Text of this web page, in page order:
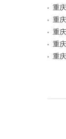
重
重
重
重
重